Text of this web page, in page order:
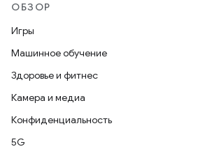
ОБЗОР
Игры
Машинное обучение
Здоровье и фитнес
Камера и медиа
Конфиденциальность
5G